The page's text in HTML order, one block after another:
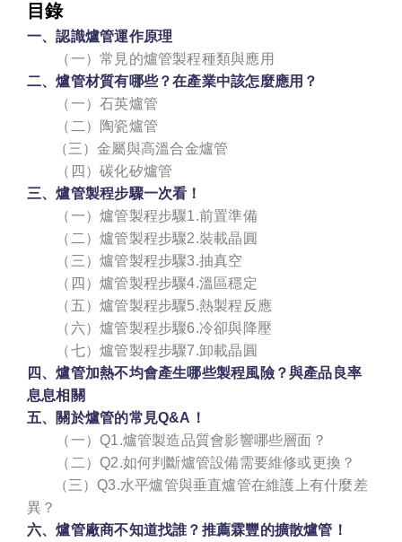
目錄
一、認識爐管運作原理
（一）常見的爐管製程種類與應用
二、爐管材質有哪些？在產業中該怎麼應用？
（一）石英爐管
（二）陶瓷爐管
（三）金屬與高溫合金爐管
（四）碳化矽爐管
三、爐管製程步驟一次看！
（一）爐管製程步驟1.前置準備
（二）爐管製程步驟2.裝載晶圓
（三）爐管製程步驟3.抽真空
（四）爐管製程步驟4.溫區穩定
（五）爐管製程步驟5.熱製程反應
（六）爐管製程步驟6.冷卻與降壓
（七）爐管製程步驟7.卸載晶圓
四、爐管加熱不均會產生哪些製程風險？與產品良率
息息相關
五、關於爐管的常見Q&A！
（一）Q1.爐管製造品質會影響哪些層面？
（二）Q2.如何判斷爐管設備需要維修或更換？
（三）Q3.水平爐管與垂直爐管在維護上有什麼差
異？
六、爐管廠商不知道找誰？推薦霖豐的擴散爐管！